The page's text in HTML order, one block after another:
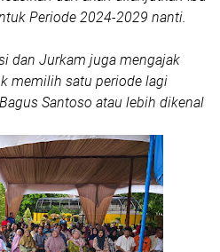
Periode 2024-2029 nanti.
dan Jurkam juga mengajak
memilih satu periode lagi
Santoso atau lebih dikenal